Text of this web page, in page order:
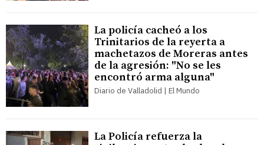
La policía cacheó a los
Trinitarios de la reyerta a
machetazos de Moreras antes
de la agresión: "No se les
encontró arma alguna"
Diario de Valladolid | El Mundo
La Policía refuerza la